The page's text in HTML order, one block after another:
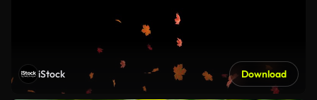
iStock Download